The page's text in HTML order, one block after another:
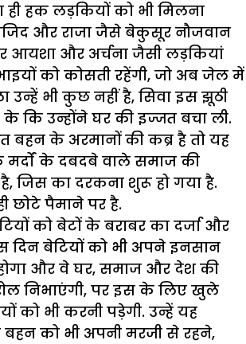
ही हक लड़कियों को भी मिलना
और राजा जैसे बेकुसूर नौजवान
आयशा और अर्चना जैसी लड़कियां
को कोसती रहेंगी, जो अब जेल में
उन्हें भी कुछ नहीं है, सिवा इस झूठी
कि उन्होंने घर की इज्जत बचा ली.
बहन के अरमानों की कब्र है तो यह
मर्दों के दबदबे वाले समाज की
जिस का दरकना शुरू हो गया है.
छोटे पैमाने पर है.
को बेटों के बराबर का दर्जा और
बेटियों को भी अपने इनसान
और वे घर, समाज और देश की
निभाएंगी, पर इस के लिए खुले
को भी करनी पड़ेगी. उन्हें यह
को भी अपनी मरजी से रहने,